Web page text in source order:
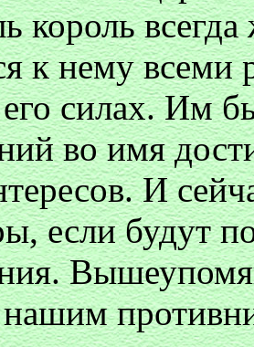
король
к нему всеми
его силах. Им
во имя
И
если будут
нашим